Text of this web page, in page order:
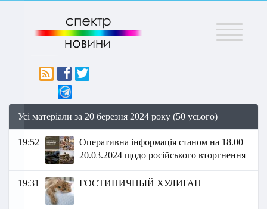
Меню
Усі матеріали за 20 березня 2024 року (50 усього)
19:52
Оперативна інформація станом на 18.00
20.03.2024 щодо російського вторгнення
19:31 ГОСТИНИЧНЫЙ ХУЛИГАН